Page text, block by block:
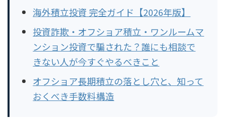
海外積立投資 完全ガイド【2026年版】
投資詐欺・オフショア積立・ワンルームマ
ンション投資で騙された？誰にも相談で
きない人が今すぐやるべきこと
オフショア長期積立の落とし穴と、知って
おくべき手数料構造